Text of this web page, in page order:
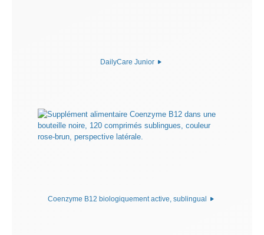
DailyCare Junior
Coenzyme B12 biologiquement active, sublingual